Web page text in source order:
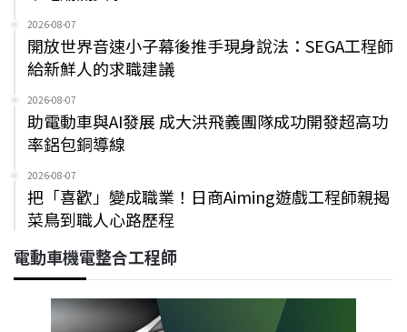
2026-08-07
開放世界音速小子幕後推手現身說法：SEGA工程師
給新鮮人的求職建議
2026-08-07
助電動車與AI發展 成大洪飛義團隊成功開發超高功
率鋁包銅導線
2026-08-07
把「喜歡」變成職業！日商Aiming遊戲工程師親揭
菜鳥到職人心路歷程
電動車機電整合工程師